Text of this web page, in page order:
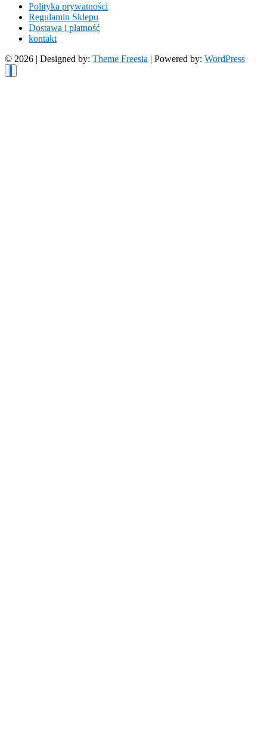
Polityka prywatności
Regulamin Sklepu
Dostawa i płatność
kontakt
© 2026 | Designed by: Theme Freesia | Powered by: WordPress